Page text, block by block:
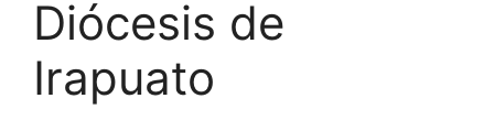
Diócesis de
Irapuato